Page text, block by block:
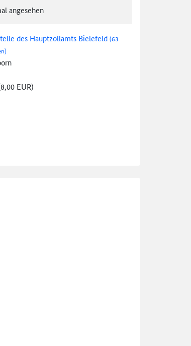
angesehen
des Hauptzollamts Bielefeld (63
EUR)